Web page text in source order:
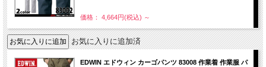
価格： 4,664円(税込) ～
お気に入りに追加済
EDWIN エドウィン カーゴパンツ 83008 作業着 作業服 パ